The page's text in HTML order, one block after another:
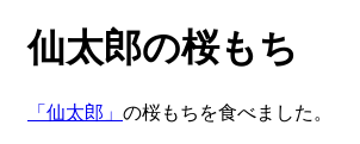
仙太郎の桜もち
「仙太郎」 の桜もちを食べました。